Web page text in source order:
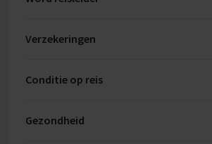
Verzekeringen
Conditie op reis
Gezondheid